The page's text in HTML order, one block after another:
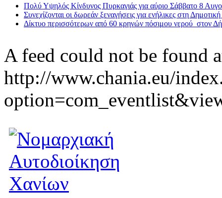
Πολύ Υψηλός Κίνδυνος Πυρκαγιάς για αύριο Σάββατο 8
Συνεχίζονται οι δωρεάν ξεναγήσεις για ενήλικες στη
Δίκτυο περισσότερων από 60 κρηνών πόσιμου νερού στον
A feed could not be found
http://www.chania.eu/